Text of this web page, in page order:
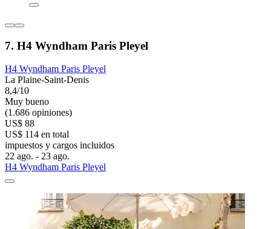
7. H4 Wyndham Paris Pleyel
H4 Wyndham Paris Pleyel
La Plaine-Saint-Denis
8,4/10
Muy bueno
(1.686 opiniones)
US$ 88
US$ 114 en total
impuestos y cargos incluidos
22 ago. - 23 ago.
H4 Wyndham Paris Pleyel